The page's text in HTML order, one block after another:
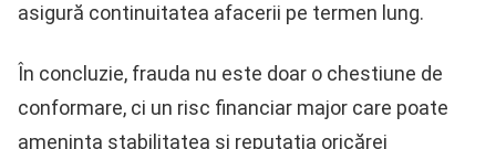
asigură continuitatea afacerii pe termen lung.
În concluzie, frauda nu este doar o chestiune de
conformare, ci un risc financiar major care poate
amenința stabilitatea și reputația oricărei